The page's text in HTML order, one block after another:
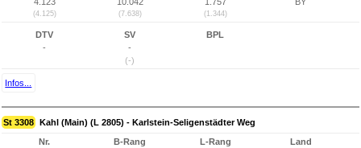
(4.125) (7.638) (1.344)
DTV
-
SV
-
(-)
BPL
Infos...
St 3308 Kahl (Main) (L 2805) - Karlstein-Seligenstädter Weg
Nr.
B-Rang
L-Rang
Land